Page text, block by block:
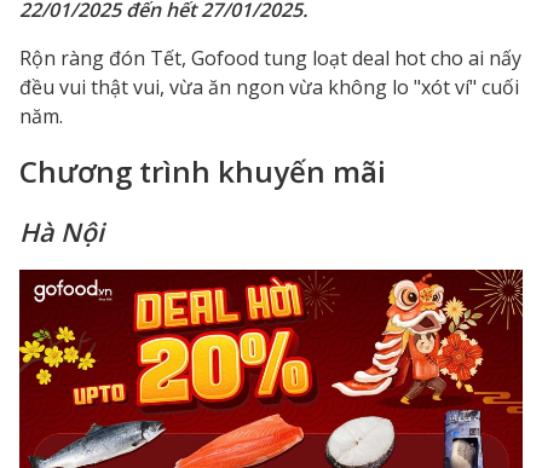
22/01/2025 đến hết 27/01/2025.
Rộn ràng đón Tết, Gofood tung loạt deal hot cho ai nấy
đều vui thật vui, vừa ăn ngon vừa không lo "xót ví" cuối
năm.
Chương trình khuyến mãi
Hà Nội